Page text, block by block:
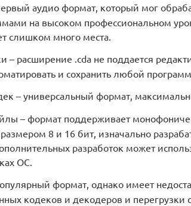
аудио формат, который мог
на высоком профессиональном
слишком много места.
– расширение .cda не поддается
и сохранить любой
– универсальный формат,
– формат поддерживает
8 и 16 бит, изначально
разработок может
ОС.
формат, однако имеет
кодеков и декодеров и перегрузки